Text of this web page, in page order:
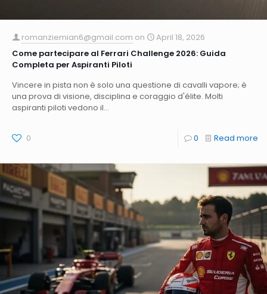
romanziemian6@gmail.com on
April 18, 2026
Come partecipare al Ferrari Challenge 2026: Guida
Completa per Aspiranti Piloti
Vincere in pista non è solo una questione di cavalli vapore; è
una prova di visione, disciplina e coraggio d'élite. Molti
aspiranti piloti vedono il...
0 0 Read more